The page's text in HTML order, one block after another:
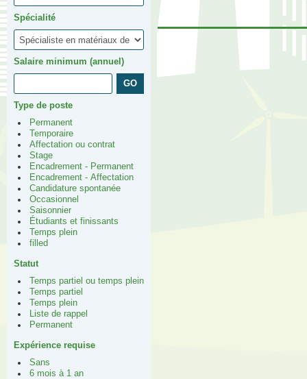
Spécialité
Salaire minimum (annuel)
Type de poste
Permanent
Temporaire
Affectation ou contrat
Stage
Encadrement - Permanent
Encadrement - Affectation
Candidature spontanée
Occasionnel
Saisonnier
Étudiants et finissants
Temps plein
filled
Statut
Temps partiel ou temps plein
Temps partiel
Temps plein
Liste de rappel
Permanent
Expérience requise
Sans
6 mois à 1 an